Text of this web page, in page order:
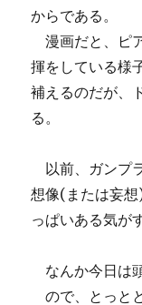
からである。
漫画だと、ピ
揮をしている様
補えるのだが、
る。
以前、ガンプ
想像(または妄
っぱいある気が
なんか今日は
ので、とっと